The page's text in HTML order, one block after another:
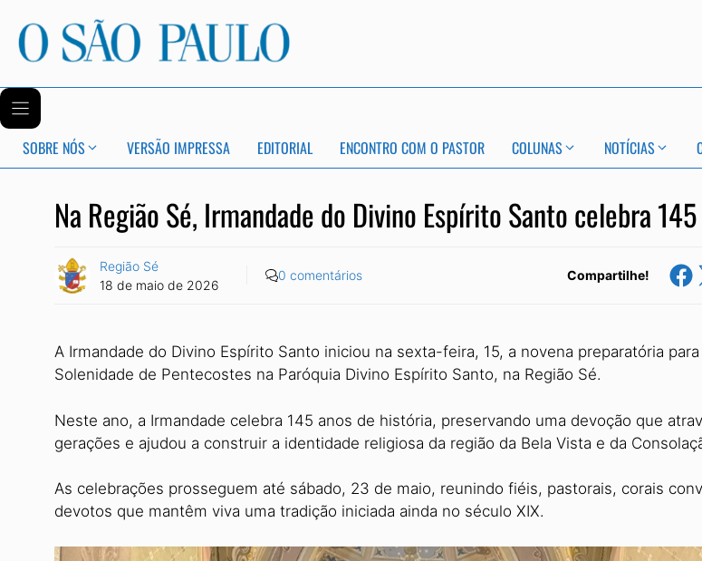
SOBRE NÓS VERSÃO IMPRESSA EDITORIAL ENCONTRO COM O PASTOR COLUNAS NOTÍCIAS
Na Região Sé, Irmandade do Divino Espírito Santo celebra
Região Sé
18 de maio de 2026
0 comentários Compartilhe!
A Irmandade do Divino Espírito Santo iniciou na sexta-feira, 15, a novena preparatória para
Solenidade de Pentecostes na Paróquia Divino Espírito Santo, na Região Sé.
Neste ano, a Irmandade celebra 145 anos de história, preservando uma devoção que
gerações e ajudou a construir a identidade religiosa da região da Bela Vista e da
As celebrações prosseguem até sábado, 23 de maio, reunindo fiéis, pastorais, corais
devotos que mantêm viva uma tradição iniciada ainda no século XIX.